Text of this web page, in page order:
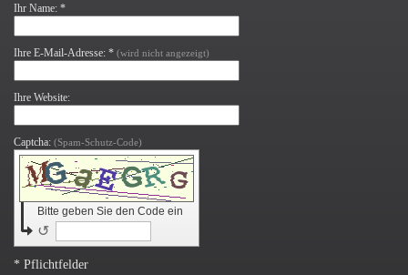
Ihr Name: *
Ihre E-Mail-Adresse: * (wird nicht angezeigt)
Ihre Website:
Captcha: (Spam-Schutz-Code)
Bitte geben Sie den Code ein
↺
* Pflichtfelder